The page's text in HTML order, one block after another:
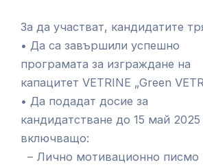
За да участват, кандидатите
• Да са завършили успешно
програмата за изграждане на
капацитет VETRINE „Green
• Да подадат досие за
кандидатстване до 15 май 2025
включващо:
– Лично мотивационно писмо